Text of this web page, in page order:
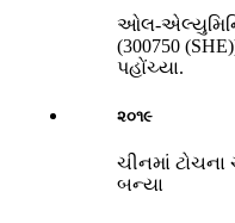
ઓલ-
(300750
પહોંચ્યા.
૨૦૧૯
ચીનમાં
બન્યા